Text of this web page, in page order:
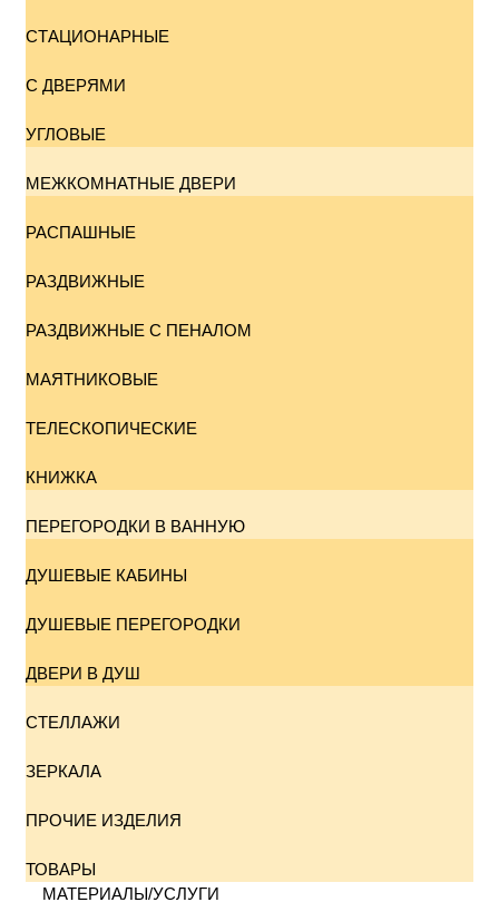
СТАЦИОНАРНЫЕ
С ДВЕРЯМИ
УГЛОВЫЕ
МЕЖКОМНАТНЫЕ ДВЕРИ
РАСПАШНЫЕ
РАЗДВИЖНЫЕ
РАЗДВИЖНЫЕ С ПЕНАЛОМ
МАЯТНИКОВЫЕ
ТЕЛЕСКОПИЧЕСКИЕ
КНИЖКА
ПЕРЕГОРОДКИ В ВАННУЮ
ДУШЕВЫЕ КАБИНЫ
ДУШЕВЫЕ ПЕРЕГОРОДКИ
ДВЕРИ В ДУШ
СТЕЛЛАЖИ
ЗЕРКАЛА
ПРОЧИЕ ИЗДЕЛИЯ
ТОВАРЫ
МАТЕРИАЛЫ/УСЛУГИ